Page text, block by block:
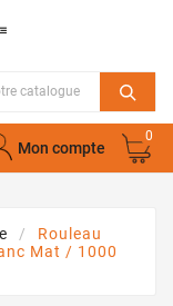
Mon compte
0
Rouleau
Mat / 1000